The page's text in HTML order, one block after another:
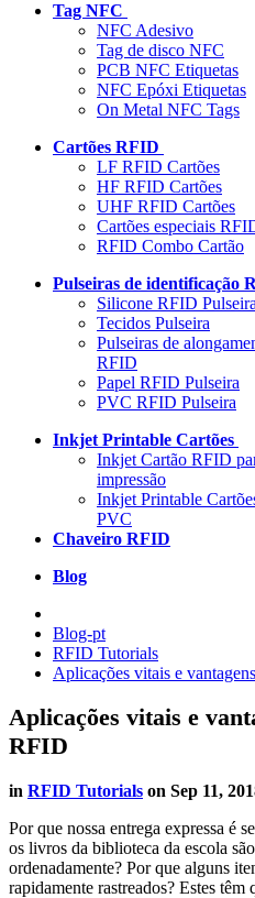
Tag NFC
NFC Adesivo
Tag de disco NFC
PCB NFC Etiquetas
NFC Epóxi Etiquetas
On Metal NFC Tags
Cartões RFID
LF RFID Cartões
HF RFID Cartões
UHF RFID Cartões
Cartões especiais
RFID Combo Cartão
Pulseiras de identificação
Silicone RFID Pulseira
Tecidos Pulseira
Pulseiras de
RFID
Papel RFID Pulseira
PVC RFID Pulseira
Inkjet Printable Cartões
Inkjet Cartão RFID
impressão
Inkjet Printable
PVC
Chaveiro RFID
Blog
Blog-pt
RFID Tutorials
Aplicações vitais e
Aplicações vitais e
RFID
in RFID Tutorials on Sep 11,
Por que nossa entrega expressa é
os livros da biblioteca da escola
ordenadamente? Por que alguns
rapidamente rastreados? Estes